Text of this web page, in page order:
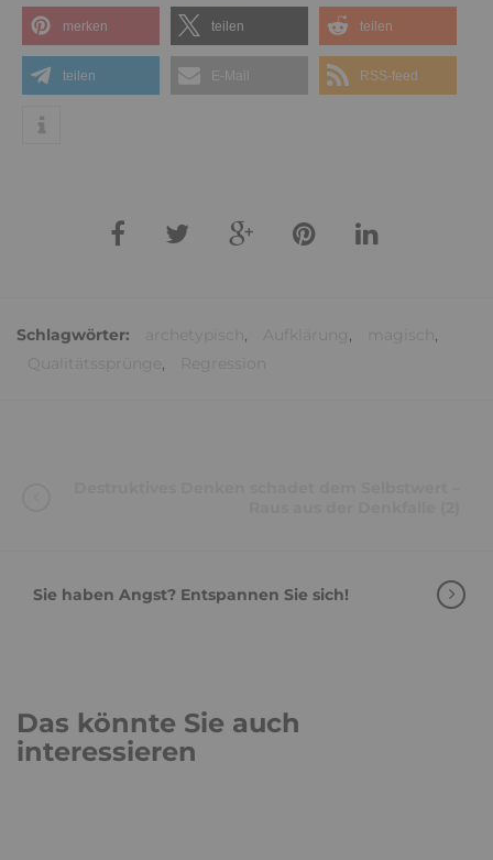
merken teilen teilen
teilen E-Mail RSS-feed
Schlagwörter:
Sie haben Angst? Entspannen Sie sich!
Das könnte Sie auch
interessieren